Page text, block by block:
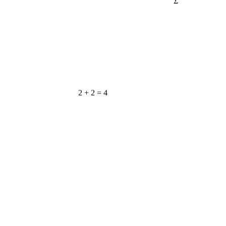
2 + 2 = 4